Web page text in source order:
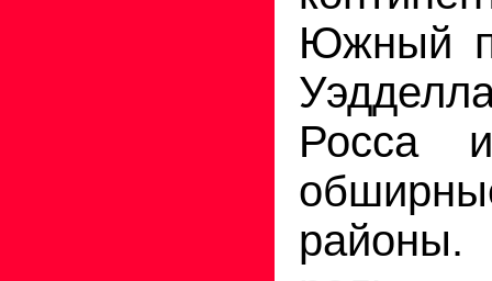
Южный
Росса